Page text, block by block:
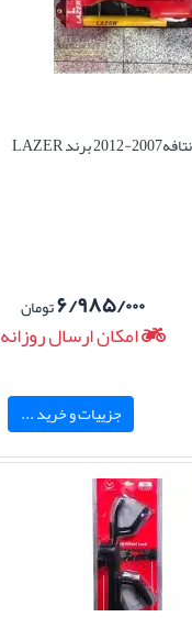
قفل فرمان سانتافه2007-2012 برند LAZER
۶/۹۸۵/۰۰۰تومان
امکان ارسال روزانه
جزییات و خرید ...